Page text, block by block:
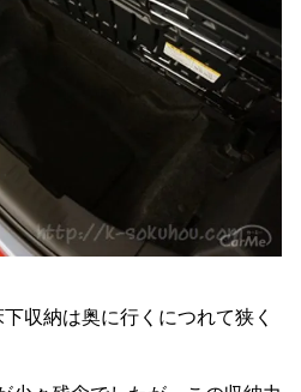
収納は奥に行くにつれて狭く